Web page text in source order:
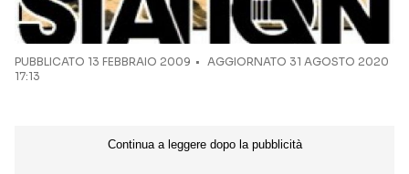
PUBBLICATO 13 FEBBRAIO 2009
AGGIORNATO 31 AGOSTO 2020
17:13